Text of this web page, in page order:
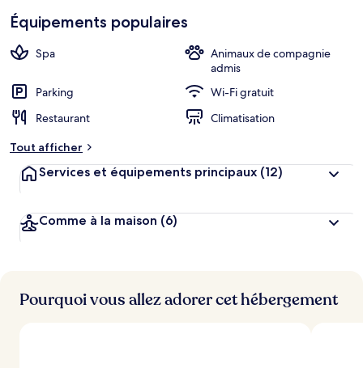
Équipements populaires
Spa
Animaux de compagnie
admis
Parking
Wi-Fi gratuit
Restaurant
Climatisation
Tout afficher
Services et équipements principaux (12)
Comme à la maison (6)
Pourquoi vous allez adorer cet hébergement